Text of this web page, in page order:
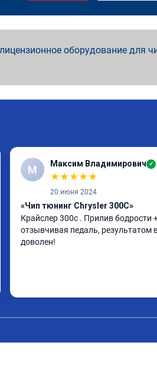
оборудование для
М Максим Владимирович ✓
★★★★★
20 июня 2024
«Чип тюнинг Chrysler 300C»
Крайслер 300с . Прилив бодрости
отзывчивая педаль, результатом
доволен!